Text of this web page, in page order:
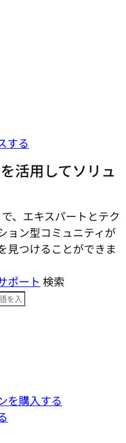
する
活用してソリュ
、エキスパートとテク
ョン型コミ​ュニティが
見つけることができま
ポート 検索
を購入する